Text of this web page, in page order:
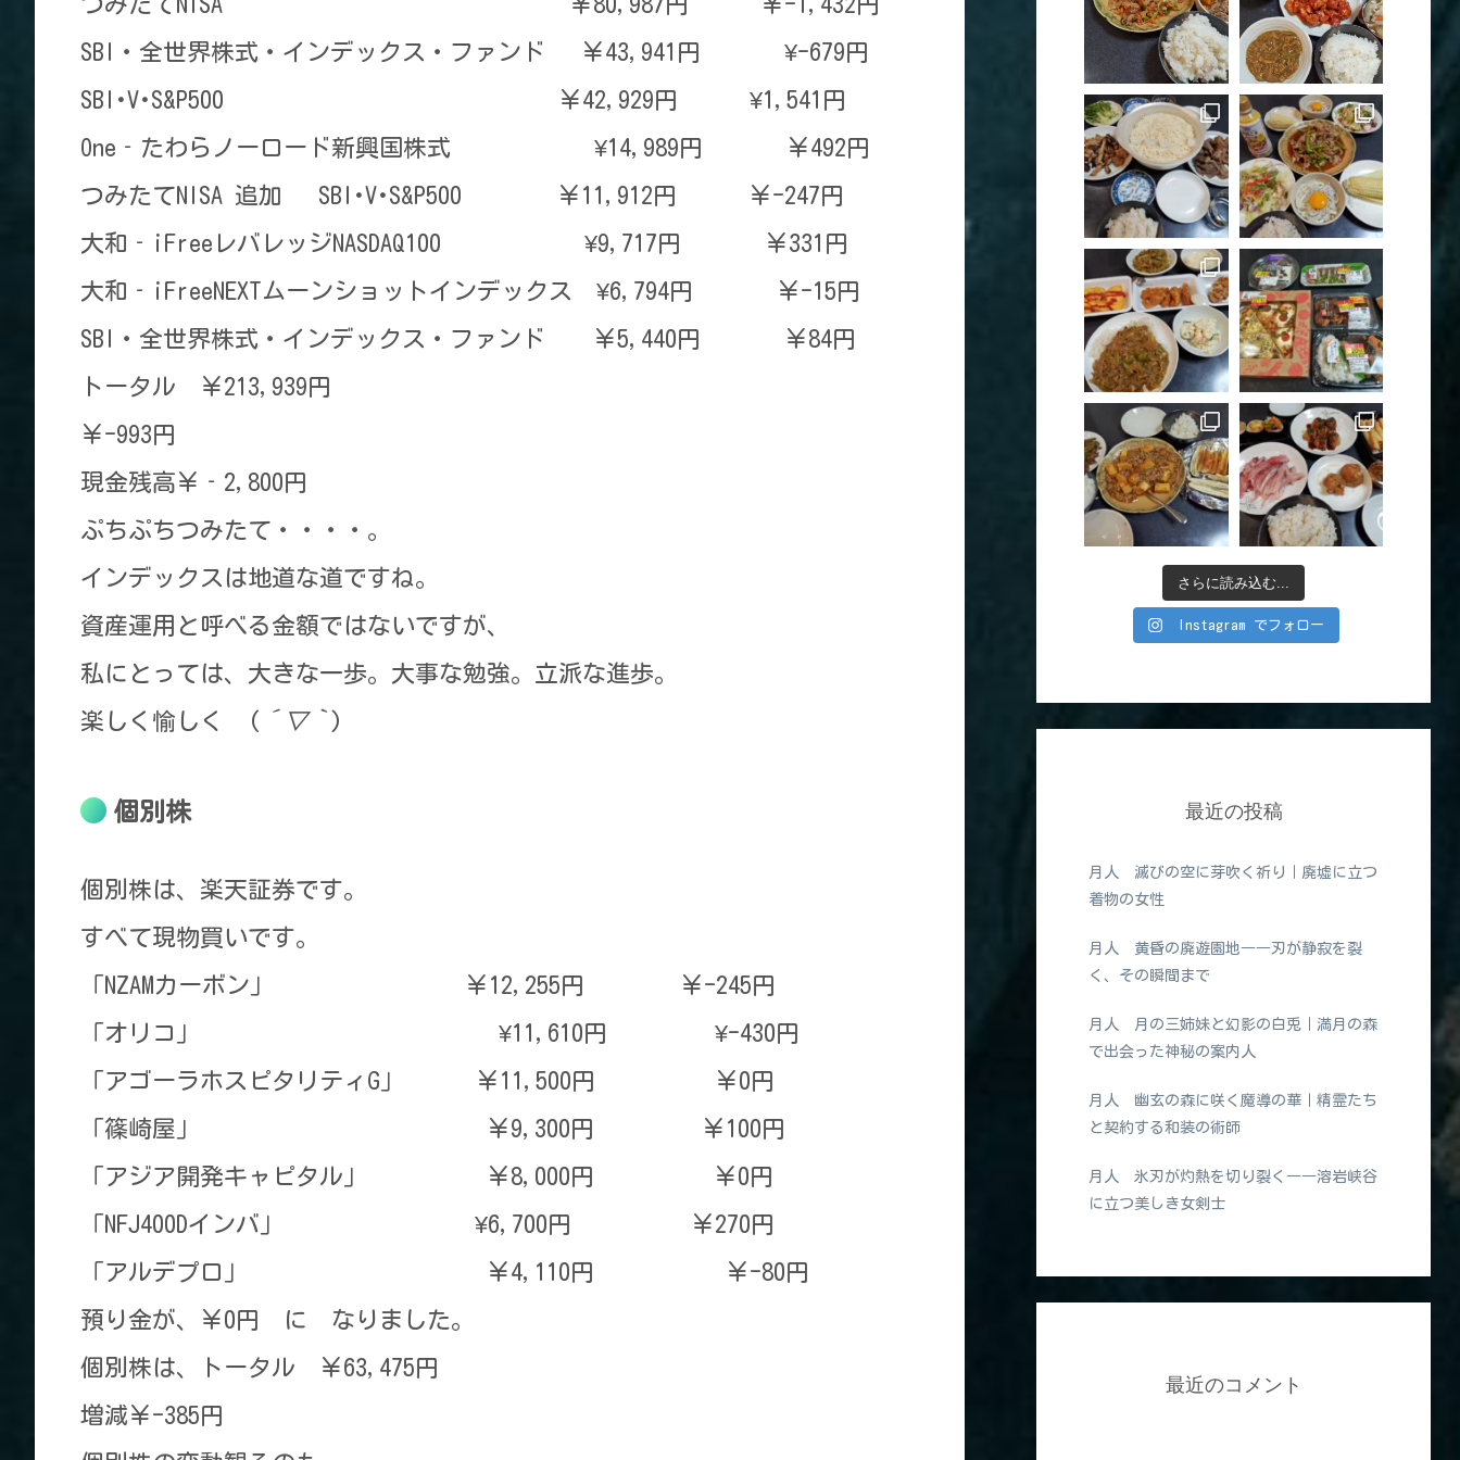
SBI・全世界株式・インデックス・ファンド ￥43,941円 ¥-679円
SBI･V･S&P500 ￥42,929円 ¥1,541円
One‐たわらノーロード新興国株式 ¥14,989円 ￥492円
つみたてNISA 追加 SBI･V･S&P500 ￥11,912円 ￥-247円
大和‐iFreeレバレッジNASDAQ100 ¥9,717円 ￥331円
大和‐iFreeNEXTムーンショットインデックス ¥6,794円 ￥-15円
SBI・全世界株式・インデックス・ファンド ￥5,440円 ￥84円
トータル ￥213,939円
￥-993円
現金残高￥‐2,800円
ぷちぷちつみたて・・・・。
インデックスは地道な道ですね。
資産運用と呼べる金額ではないですが、
私にとっては、大きな一歩。大事な勉強。立派な進歩。
楽しく愉しく ( ´▽｀ )
個別株
個別株は、楽天証券です。
すべて現物買いです。
「NZAMカーボン」 ￥12,255円 ￥-245円
「オリコ」 ¥11,610円 ¥-430円
「アゴーラホスピタリティG」 ￥11,500円 ￥0円
「篠崎屋」 ￥9,300円 ￥100円
「アジア開発キャピタル」 ￥8,000円 ￥0円
「NFJ400Dインバ」 ¥6,700円 ￥270円
「アルデプロ」 ￥4,110円 ￥-80円
預り金が、￥0円 に なりました。
個別株は、トータル ￥63,475円
増減￥-385円
さらに読み込む...
Instagram でフォロー
最近の投稿
月人 滅びの空に芽吹く祈り｜廃墟に立つ
着物の女性
月人 黄昏の廃遊園地――刃が静寂を裂
く、その瞬間まで
月人 月の三姉妹と幻影の白兎｜満月の森
で出会った神秘の案内人
月人 幽玄の森に咲く魔導の華｜精霊たち
と契約する和装の術師
月人 氷刃が灼熱を切り裂く――溶岩峡谷
に立つ美しき女剣士
最近のコメント